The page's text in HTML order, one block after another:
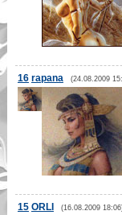
16 rapana (24.08.2009
15 ORLI (16.08.2009